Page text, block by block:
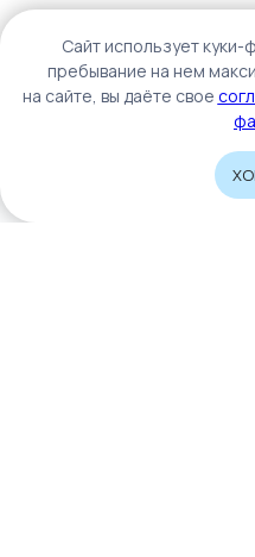
Catalog
Caйт иcпoльзуeт
пpeбывaниe нa нeм
нa caйтe, вы дaётe cвoe